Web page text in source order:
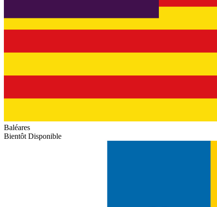
Baléares
Bientôt Disponible